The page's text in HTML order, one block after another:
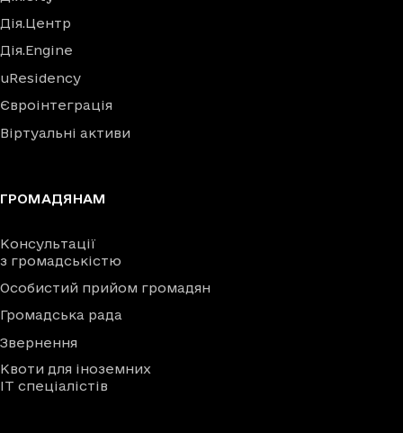
Дія.Центр
Дія.Engine
uResidency
Євроінтеграція
Віртуальні активи
ГРОМАДЯНАМ
Консультації
з громадськістю
Особистий прийом громадян
Громадська рада
Звернення
Квоти для іноземних
IT спеціалістів